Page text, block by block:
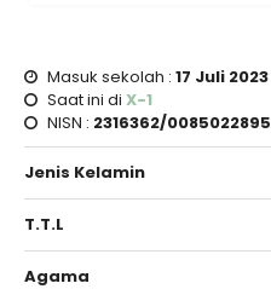
Masuk sekolah : 17 Juli 2023
Saat ini di X-1
NISN : 2316362/0085022895
Jenis Kelamin
T.T.L
Agama